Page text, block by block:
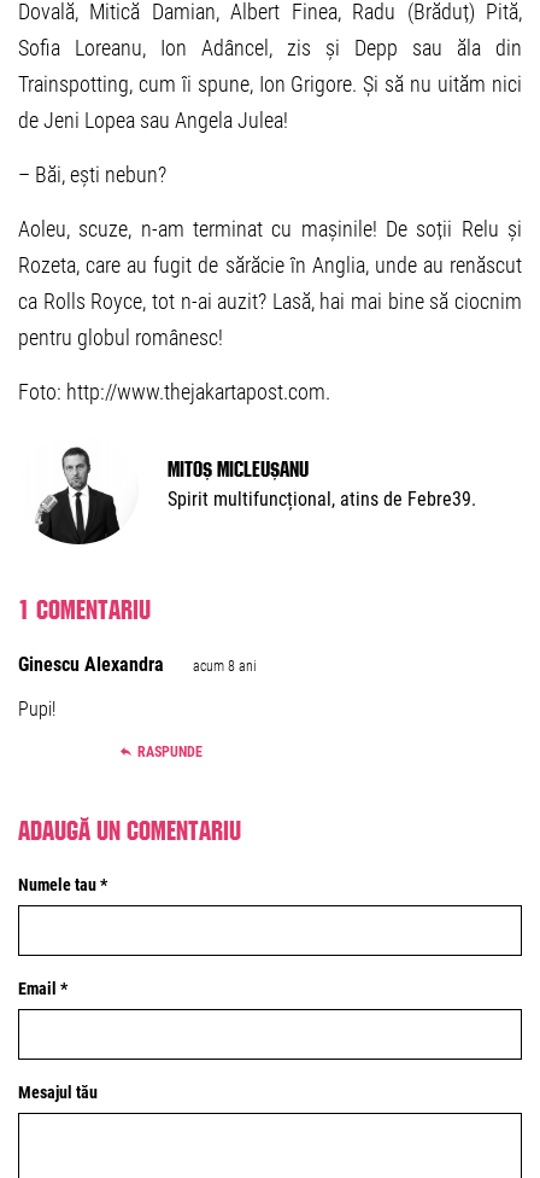
Dovală, Mitică Damian, Albert Finea, Radu (Brăduț) Pită,
Sofia Loreanu, Ion Adâncel, zis și Depp sau ăla din
Trainspotting, cum îi spune, Ion Grigore. Și să nu uităm nici
de Jeni Lopea sau Angela Julea!
– Băi, ești nebun?
Aoleu, scuze, n-am terminat cu mașinile! De soții Relu și
Rozeta, care au fugit de sărăcie în Anglia, unde au renăscut
ca Rolls Royce, tot n-ai auzit? Lasă, hai mai bine să ciocnim
pentru globul românesc!
Foto: http://www.thejakartapost.com.
Mitoș Micleușanu
Spirit multifuncțional, atins de Febre39.
1 comentariu
Ginescu Alexandra acum 8 ani
Pupi!
RASPUNDE
Adaugă un comentariu
Numele tau *
Email *
Mesajul tău